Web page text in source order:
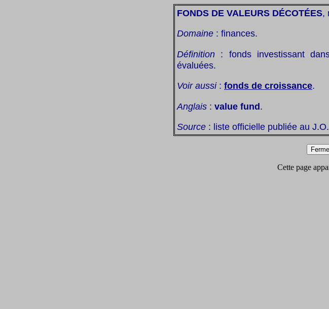
FONDS DE VALEURS DÉCOTÉES,
Domaine : finances.
Définition : fonds investissant
évaluées.
Voir aussi: fonds de croissance.
Anglais : value fund.
Source : liste officielle publiée au
Cette page